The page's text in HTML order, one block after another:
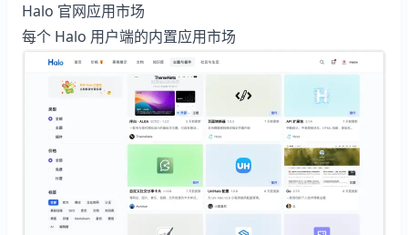
Halo 官网应用市场
每个 Halo 用户端的内置应用市场